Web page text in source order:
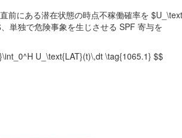
前にある潜在状態の時点不稼働確率を
単独で危険事象を生じさせる SPF 寄与を
U_\text{LAT}(t)\,dt \tag{1065.1} $$